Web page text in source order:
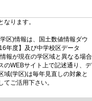
ります。
区)情報は、国土数値情報ダウ
年度】及び中学校区データ
報が現在の学区域と異なる場合
のWEBサイト上で記述通り、デ
域(学区)は毎年見直しの対象と
ご活用下さい。